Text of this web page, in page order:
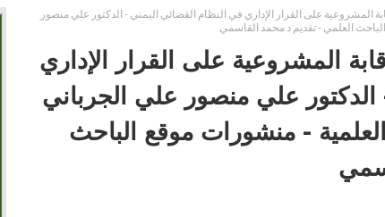
المشروعية على القرار الإداري في النظام القضائي اليمني - الدكتور علي منصور
المشروعية على القرار الإداري
علي منصور علي الجرباني
العلمية - منشورات موقع الباحث